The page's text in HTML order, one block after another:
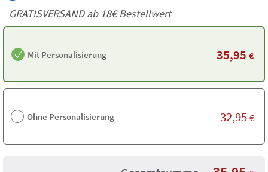
GRATISVERSAND ab18€Bestellwert
Mit Personalisierung 35,95 €
Ohne Personalisierung 32,95 €